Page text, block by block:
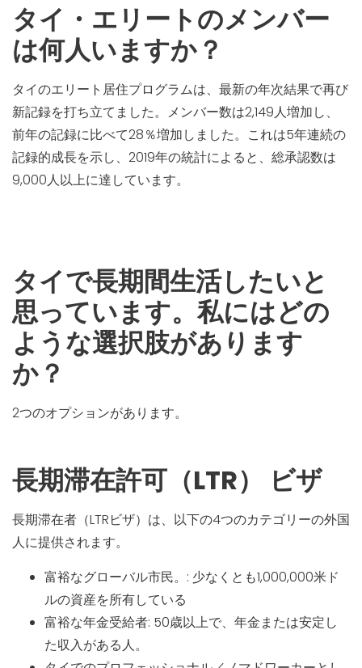
タイ・エリートのメンバー
は何人いますか？
タイのエリート居住プログラムは、最新の年次結果で再び
新記録を打ち立てました。メンバー数は2,149人増加し、
前年の記録に比べて28％増加しました。これは5年連続の
記録的成長を示し、2019年の統計によると、総承認数は
9,000人以上に達しています。
タイで長期間生活したいと
思っています。私にはどの
ような選択肢があります
か？
2つのオプションがあります。
長期滞在許可（LTR） ビザ
長期滞在者（LTRビザ）は、以下の4つのカテゴリーの外国
人に提供されます。
富裕なグローバル市民。 : 少なくとも1,000,000米ド
ルの資産を所有している
富裕な年金受給者: 50歳以上で、年金または安定し
た収入がある人。